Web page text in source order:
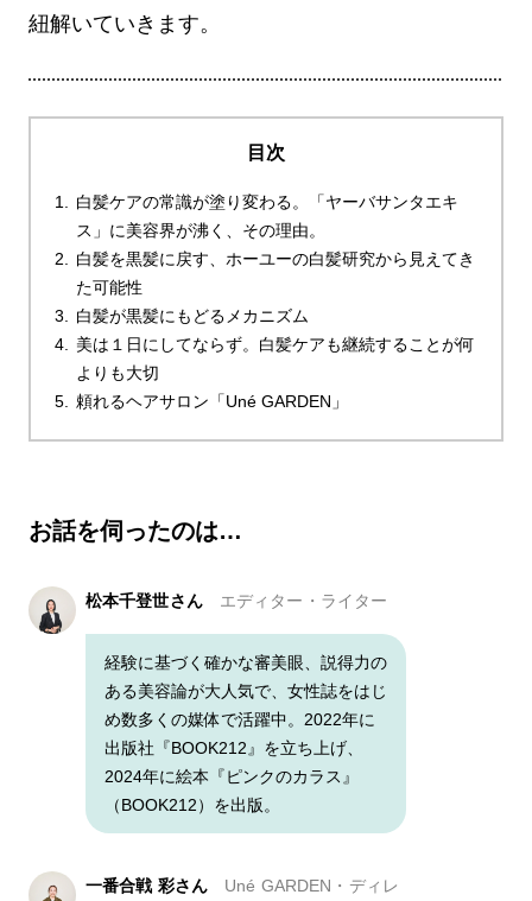
紐解いていきます。
目次
白髪ケアの常識が塗り変わる。「ヤーバサンタエキ
ス」に美容界が沸く、その理由。
白髪を黒髪に戻す、ホーユーの白髪研究から見えてき
た可能性
白髪が黒髪にもどるメカニズム
美は１日にしてならず。白髪ケアも継続することが何
よりも大切
頼れるヘアサロン「Uné GARDEN」
お話を伺ったのは…
松本千登世さん エディター・ライター
経験に基づく確かな審美眼、説得力の
ある美容論が大人気で、女性誌をはじ
め数多くの媒体で活躍中。2022年に
出版社『BOOK212』を立ち上げ、
2024年に絵本『ピンクのカラス』
（BOOK212）を出版。
一番合戦 彩さん
Uné GARDEN・ディレ